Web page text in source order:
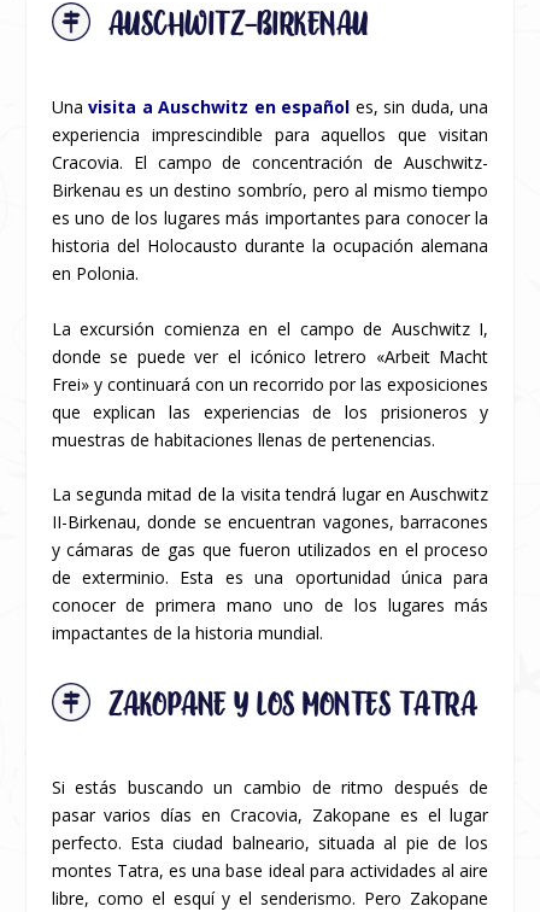
AUSCHWITZ-BIRKENAU
Unavisita a Auschwitz en español es, sin duda, una
experiencia imprescindible para aquellos que visitan
Cracovia. El campo de concentración de Auschwitz-
Birkenau es un destino sombrío, pero al mismo tiempo
es uno de los lugares más importantes para conocer la
historia del Holocausto durante la ocupación alemana
en Polonia.
La excursión comienza en el campo de Auschwitz I,
donde se puede ver el icónico letrero «Arbeit Macht
Frei» y continuará con un recorrido por las exposiciones
que explican las experiencias de los prisioneros y
muestras de habitaciones llenas de pertenencias.
La segunda mitad de la visita tendrá lugar en Auschwitz
II-Birkenau, donde se encuentran vagones, barracones
y cámaras de gas que fueron utilizados en el proceso
de exterminio. Esta es una oportunidad única para
conocer de primera mano uno de los lugares más
impactantes de la historia mundial.
ZAKOPANE Y LOS MONTES TATRA
Si estás buscando un cambio de ritmo después de
pasar varios días en Cracovia, Zakopane es el lugar
perfecto. Esta ciudad balneario, situada al pie de los
montes Tatra, es una base ideal para actividades al aire
libre, como el esquí y el senderismo. Pero Zakopane